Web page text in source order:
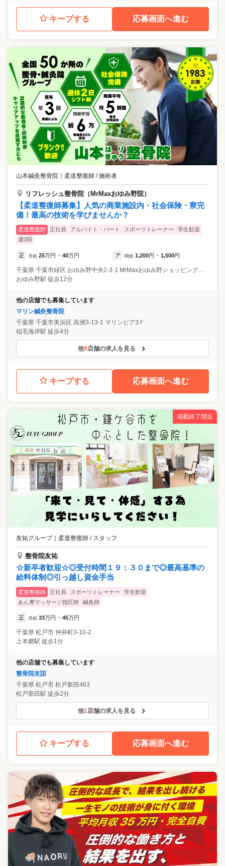
キープする 応募画面へ進む
山本鍼灸整骨院 柔道整復師 / 施術者
リフレッシュ整骨院（MrMaxおゆみ野院）
【柔道整復師募集】人気の商業施設内・社会保険・寮完
備！最高の技術を学びませんか？
柔道整復師 正社員 アルバイト・パート スポーツトレーナー
学生歓迎
週3回
正 月給 25万円 ~ 40万円 ア 時給 1,200円 ~ 1,500円
千葉県 千葉市緑区 おゆみ野中央2-3-1 MrMaxおゆみ野ショッピングセンター
おゆみ野駅 徒歩12分
他の店舗でも募集しています
マリン鍼灸整骨院
千葉県 千葉市美浜区 高洲3-13-1 マリンピア3Ｆ
稲毛海岸駅 徒歩4分
他9店舗の求人を見る
キープする 応募画面へ進む
掲載終了間近
友祐グループ｜ 柔道整復師 / スタッフ
整骨院友祐
☆新卒者歓迎☆◎受付時間１９：３０まで◎最高基準の
給料体制◎引っ越し資金手当
柔道整復師 正社員 スポーツトレーナー
学生歓迎
あん摩マッサージ指圧師
鍼灸師
正 月給 33万円 ~ 45万円
千葉県 松戸市 仲井町3-10-2
上本郷駅 徒歩1分
他の店舗でも募集しています
整骨院友誼
千葉県 松戸市 松戸新田463
松戸新田駅 徒歩2分
他1店舗の求人を見る
キープする 応募画面へ進む